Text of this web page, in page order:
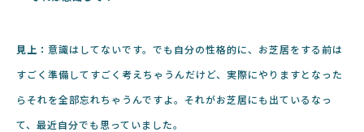
見上： 意識はしてないです。でも自分の性格的に、お芝居をする前は
すごく準備してすごく考えちゃうんだけど、実際にやりますとなった
らそれを全部忘れちゃうんですよ。それがお芝居にも出ているなっ
て、最近自分でも思っていました。